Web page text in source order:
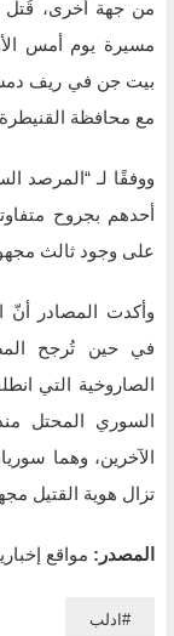
من جهة أُخرى، قُتل
مسيرة يوم أمس
بيت جن في ريف دمشق
مع محافظة
ووفقًا لـ “المرصد
أحدهم بجروح
على وجود ثالث
وأكدت المصادر أنّ
في حين تُرجح
الصاروخية التي
السوري المحتل
الآخرين، وهما
تزال هوية القتيل
المصدر: مواقع
ادلب